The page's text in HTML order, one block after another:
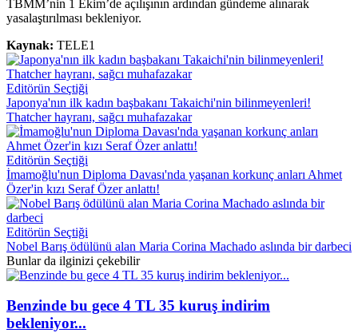
TBMM’nin 1 Ekim’de açılışının ardından gündeme alınarak
yasalaştırılması bekleniyor.
Kaynak: TELE1
Editörün Seçtiği
Japonya'nın ilk kadın başbakanı Takaichi'nin bilinmeyenleri!
Thatcher hayranı, sağcı muhafazakar
Editörün Seçtiği
İmamoğlu'nun Diploma Davası'nda yaşanan korkunç anları Ahmet
Özer'in kızı Seraf Özer anlattı!
Editörün Seçtiği
Nobel Barış ödülünü alan Maria Corina Machado aslında bir darbeci
Bunlar da ilginizi çekebilir
Benzinde bu gece 4 TL 35 kuruş indirim
bekleniyor...